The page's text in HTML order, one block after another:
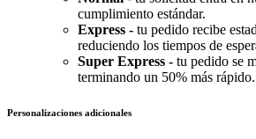
cumplimiento estándar.
Express - tu pedido recibe
reduciendo los tiempos de
Super Express - tu pedido se
terminando un 50% más rápido.
Personalizaciones adicionales